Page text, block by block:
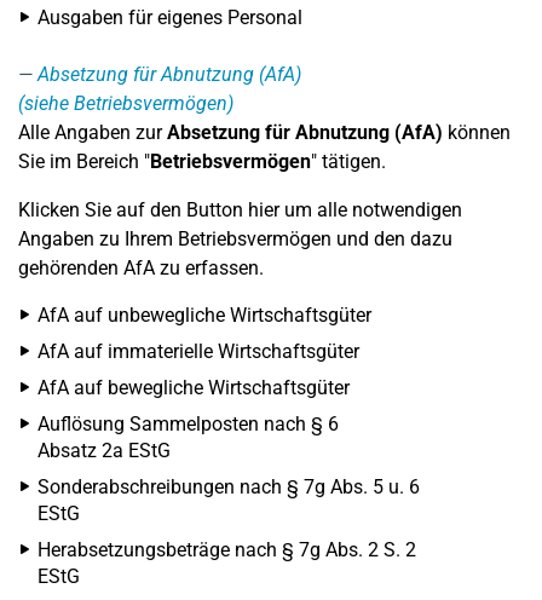
Ausgaben für eigenes Personal
Absetzung für Abnutzung (AfA)
(siehe Betriebsvermögen)
Alle Angaben zurAbsetzung für Abnutzung (AfA) können
Sie im Bereich "Betriebsvermögen" tätigen.
Klicken Sie auf den Button hier um alle notwendigen
Angaben zu Ihrem Betriebsvermögen und den dazu
gehörenden AfA zu erfassen.
AfA auf unbewegliche Wirtschaftsgüter
AfA auf immaterielle Wirtschaftsgüter
AfA auf bewegliche Wirtschaftsgüter
Auflösung Sammelposten nach § 6
Absatz 2a EStG
Sonderabschreibungen nach § 7g Abs. 5 u. 6
EStG
Herabsetzungsbeträge nach § 7g Abs. 2 S. 2
EStG